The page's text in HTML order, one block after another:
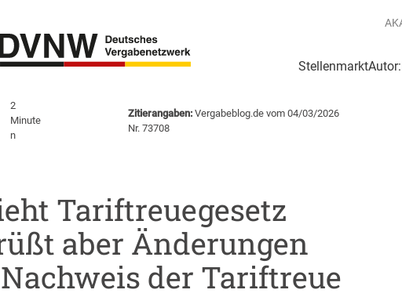
Stellenmarkt
2
Minute
n
Zitierangaben:Vergabeblog.de vom 04/03/2026
Nr. 73708
Tariftreuegesetz
aber Änderungen
der Tariftreue